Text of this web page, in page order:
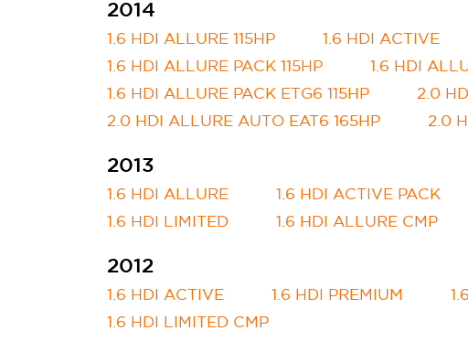
2014
1.6 HDI ALLURE 115HP 1.6 HDI ACTIVE
1.6 HDI ALLURE PACK 115HP
1.6 HDI
1.6 HDI ALLURE PACK ETG6 115HP
2.0
2.0 HDI ALLURE AUTO EAT6 165HP
2.0
2013
1.6 HDI ALLURE 1.6 HDI ACTIVE PACK
1.6 HDI LIMITED
1.6 HDI ALLURE CMP
2012
1.6 HDI ACTIVE 1.6 HDI PREMIUM
1.6 HDI LIMITED CMP